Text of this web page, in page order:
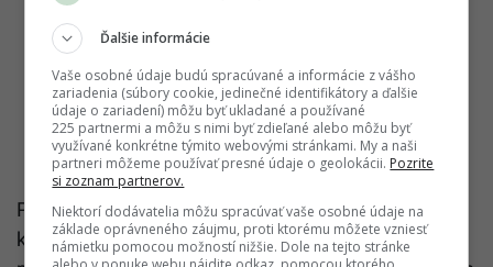
Pri lacných a vzdialených letoch sa však takáto
kontrola môže oplatiť. Stačí vyhľadať časti o
Ďalšie informácie
Vaše osobné údaje budú spracúvané a informácie z vášho
zariadenia (súbory cookie, jedinečné identifikátory a ďalšie
údaje o zariadení) môžu byť ukladané a používané
225 partnermi a môžu s nimi byť zdieľané alebo môžu byť
využívané konkrétne týmito webovými stránkami. My a naši
partneri môžeme používať presné údaje o geolokácii. Pozrite
si zoznam partnerov.
Niektorí dodávatelia môžu spracúvať vaše osobné údaje na
základe oprávneného záujmu, proti ktorému môžete vzniesť
námietku pomocou možností nižšie. Dole na tejto stránke